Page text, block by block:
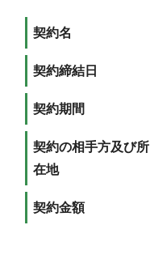
契約名
契約締結日
契約期間
契約の相手方及び所
在地
契約金額